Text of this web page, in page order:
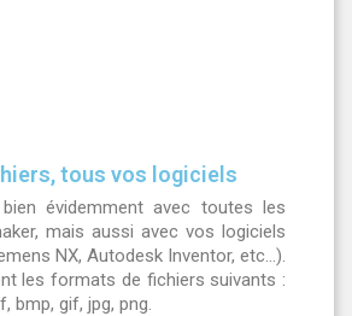
tous vos logiciels
évidemment avec toutes les
mais aussi avec vos logiciels
NX, Autodesk Inventor, etc...).
les formats de fichiers suivants :
bmp, gif, jpg, png.